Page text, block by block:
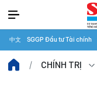
中文 SGGP Đầu tư Tài chính
CHÍNH TRỊ